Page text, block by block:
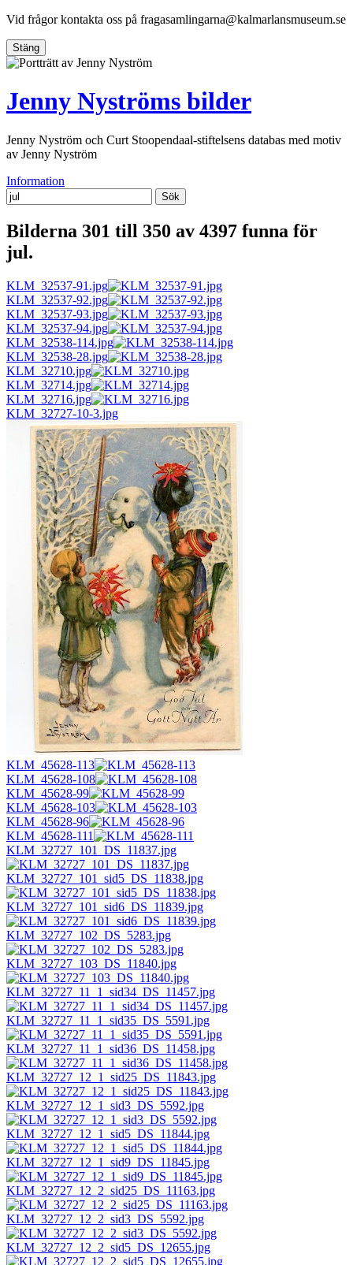
Vid frågor kontakta oss på fragasamlingarna@kalmarlansmuseum.se
Stäng
Jenny Nyströms bilder
Jenny Nyström och Curt Stoopendaal-stiftelsens databas med motiv
av Jenny Nyström
Information
Sök
Bilderna 301 till 350 av 4397 funna för
jul.
KLM_32537-91.jpg
KLM_32537-92.jpg
KLM_32537-93.jpg
KLM_32537-94.jpg
KLM_32538-114.jpg
KLM_32538-28.jpg
KLM_32710.jpg
KLM_32714.jpg
KLM_32716.jpg
KLM_32727-10-3.jpg
KLM_45628-113
KLM_45628-108
KLM_45628-99
KLM_45628-103
KLM_45628-96
KLM_45628-111
KLM_32727_101_DS_11837.jpg
KLM_32727_101_sid5_DS_11838.jpg
KLM_32727_101_sid6_DS_11839.jpg
KLM_32727_102_DS_5283.jpg
KLM_32727_103_DS_11840.jpg
KLM_32727_11_1_sid34_DS_11457.jpg
KLM_32727_11_1_sid35_DS_5591.jpg
KLM_32727_11_1_sid36_DS_11458.jpg
KLM_32727_12_1_sid25_DS_11843.jpg
KLM_32727_12_1_sid3_DS_5592.jpg
KLM_32727_12_1_sid5_DS_11844.jpg
KLM_32727_12_1_sid9_DS_11845.jpg
KLM_32727_12_2_sid25_DS_11163.jpg
KLM_32727_12_2_sid3_DS_5592.jpg
KLM_32727_12_2_sid5_DS_12655.jpg